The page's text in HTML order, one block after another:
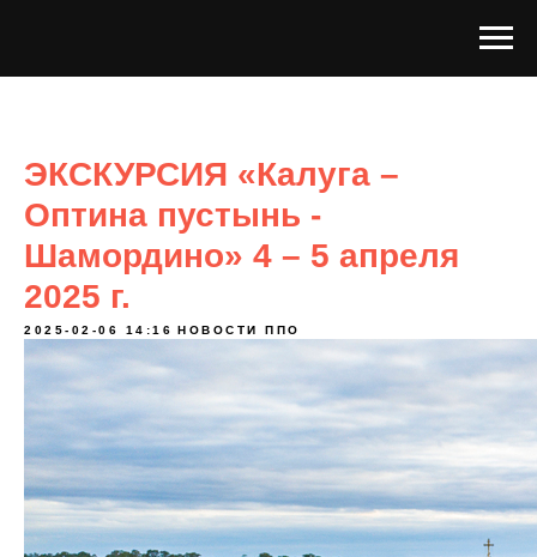
ЭКСКУРСИЯ «Калуга –
Оптина пустынь -
Шамордино» 4 – 5 апреля
2025 г.
2025-02-06 14:16 НОВОСТИ ППО